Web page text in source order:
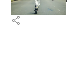
share